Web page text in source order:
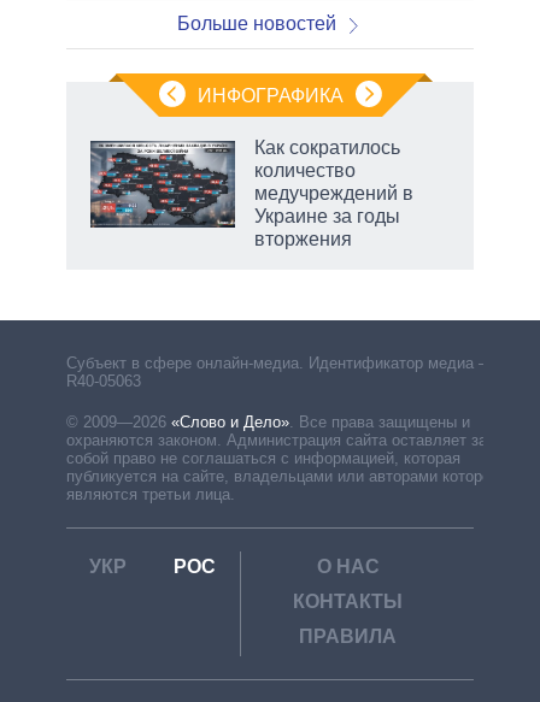
Больше новостей
ИНФОГРАФИКА
Как сократилось
количество
медучреждений в
Украине за годы
вторжения
Субъект в сфере онлайн-медиа. Идентификатор медиа –
R40-05063
© 2009—2026 «Слово и Дело». Все права защищены и
охраняются законом. Администрация сайта оставляет за
собой право не соглашаться с информацией, которая
публикуется на сайте, владельцами или авторами которой
являются третьи лица.
УКР РОС
О НАС
КОНТАКТЫ
ПРАВИЛА